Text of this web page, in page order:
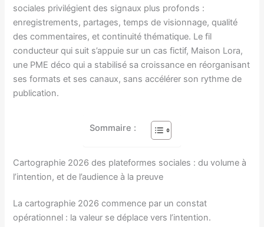
sociales privilégient des signaux plus profonds :
enregistrements, partages, temps de visionnage, qualité
des commentaires, et continuité thématique. Le fil
conducteur qui suit s’appuie sur un cas fictif, Maison Lora,
une PME déco qui a stabilisé sa croissance en réorganisant
ses formats et ses canaux, sans accélérer son rythme de
publication.
Sommaire :
Cartographie 2026 des plateformes sociales : du volume à
l’intention, et de l’audience à la preuve
La cartographie 2026 commence par un constat
opérationnel : la valeur se déplace vers l’intention.